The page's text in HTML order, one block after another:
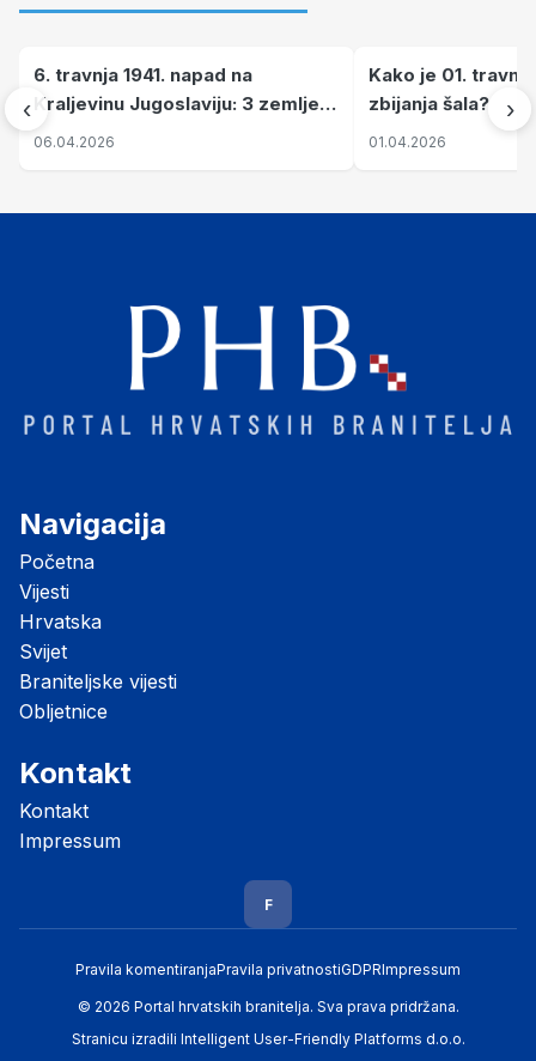
‹
6. travnja 1941. napad na
Kraljevinu Jugoslaviju: 3 zemlje
nastale njenim raspadom
06.04.2026
Kako je 01.
zbijanja šala?
01.04.2026
›
Navigacija
Početna
Vijesti
Hrvatska
Svijet
Braniteljske vijesti
Obljetnice
Kontakt
Kontakt
Impressum
F
Pravila komentiranjaPravila privatnostiGDPRImpressum
© 2026 Portal hrvatskih branitelja. Sva prava pridržana.
Stranicu izradili Intelligent User-Friendly Platforms d.o.o.